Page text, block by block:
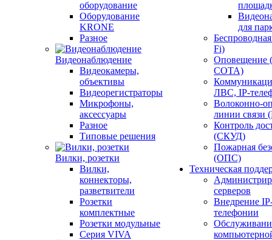
оборудование
Оборудование
KRONE
Разное
Видеонаблюдение
Видеокамеры,
объективы
Видеорегистраторы
Микрофоны,
аксессуары
Разное
Типовые решения
Вилки, розетки
Вилки,
коннекторы,
разветвители
Розетки
комплектные
Розетки модульные
Серия VIVA
для
Fi)
СОТА)
ЛВС, IP-
Волоконно-
линии
Контроль
(СКУД)
Пожарная
(ОПС)
Техническая
серверов
Внедрение
телефонии